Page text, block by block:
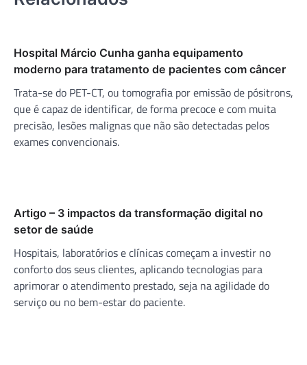
Hospital Márcio Cunha ganha equipamento
moderno para tratamento de pacientes com câncer
Trata-se do PET-CT, ou tomografia por emissão de pósitrons,
que é capaz de identificar, de forma precoce e com muita
precisão, lesões malignas que não são detectadas pelos
exames convencionais.
Artigo – 3 impactos da transformação digital no
setor de saúde
Hospitais, laboratórios e clínicas começam a investir no
conforto dos seus clientes, aplicando tecnologias para
aprimorar o atendimento prestado, seja na agilidade do
serviço ou no bem-estar do paciente.